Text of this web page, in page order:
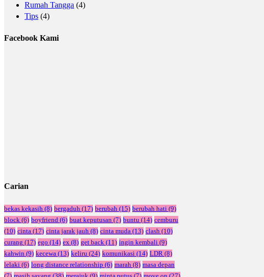
Rumah Tangga (4)
Tips (4)
Facebook Kami
Carian
bekas kekasih (8) bergaduh (17) berubah (15) berubah hati (9)
block (6) boyfriend (6) buat keputusan (7) buntu (14) cemburu
(10) cinta (17) cinta jarak jauh (8) cinta muda (13) clash (10)
curang (17) ego (14) ex (8) get back (11) ingin kembali (9)
kahwin (9) kecewa (13) keliru (24) komunikasi (14) LDR (8)
lelaki (6) long distance relationship (6) marah (8) masa depan